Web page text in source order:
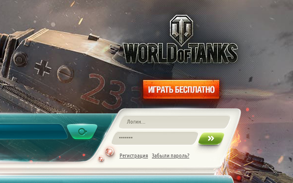
Регистрация Забыли пароль?